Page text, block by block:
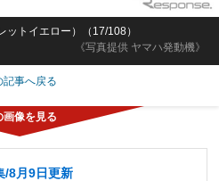
《写真提供 ヤマハ発動機》
ットイエロー）（17/108）
記事へ戻る
/8月9日更新